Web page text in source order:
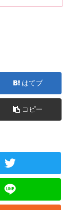
はてブ
コピー